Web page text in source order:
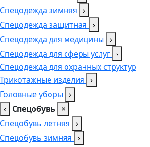
Спецодежда зимняя ›
Спецодежда защитная ›
Спецодежда для медицины ›
Спецодежда для сферы услуг ›
Спецодежда для охранных структур
Трикотажные изделия ›
Головные уборы ›
‹ Спецобувь ×
Спецобувь летняя ›
Спецобувь зимняя ›